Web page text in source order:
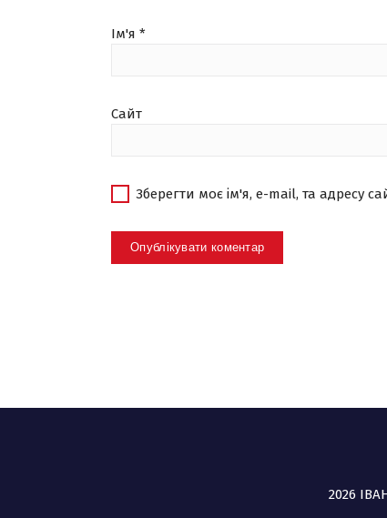
Ім'я *
Сайт
Зберегти моє ім'я, e-mail, та адресу
2026